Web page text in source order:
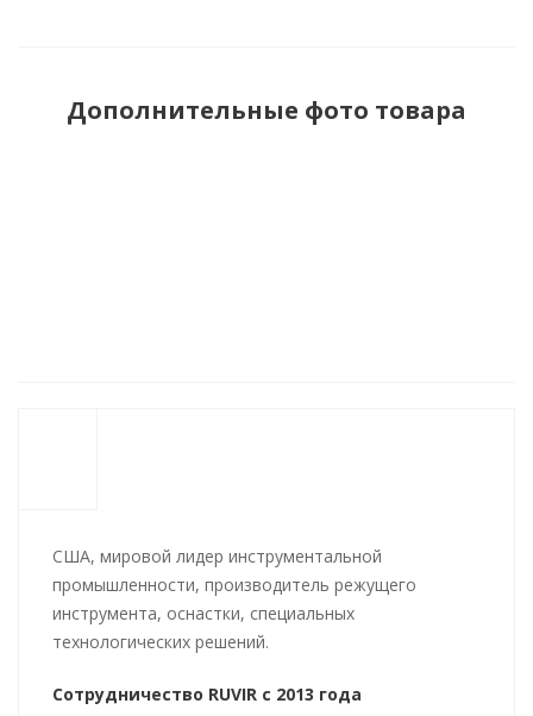
Дополнительные фото товара
США, мировой лидер инструментальной
промышленности, производитель режущего
инструмента, оснастки, специальных
технологических решений.
Сотрудничество RUVIR с 2013 года